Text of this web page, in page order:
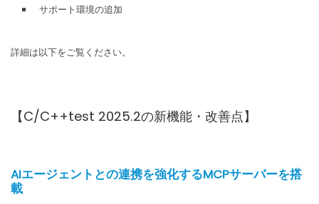
サポート環境の追加
詳細は以下をご覧ください。
【C/C++test 2025.2の新機能・改善点】
AIエージェントとの連携を強化するMCPサーバーを搭
載